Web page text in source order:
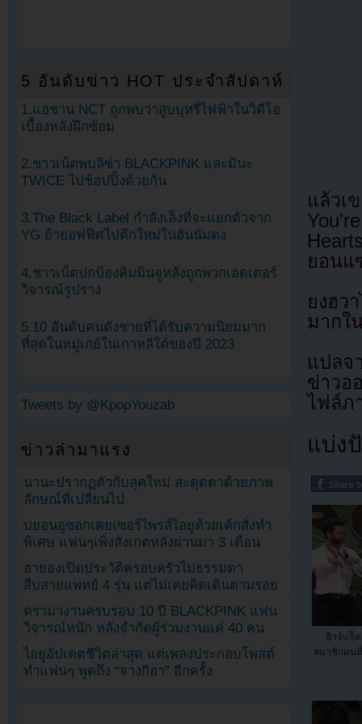
แล้วเ
ยอนแ
ยงฮว
มากใ
แปลจ
ข่าวอ
ไฟล์ภ
แบ่ง
ฮิวจ์แจ็
สมาชิกคนที่
5 อันดับข่าว HOT ประจำสัปดาห์
1.แฮชาน NCT ถูกพบว่าสูบบุหรี่ไฟฟ้าในวิดีโอ
เบื้องหลังฝึกซ้อม
2.ชาวเน็ตพบลิซ่า BLACKPINK และมินะ
TWICE ไปช้อปปิ้งด้วยกัน
3.The Black Label กำลังเล็งที่จะแยกตัวจาก
YG ย้ายอฟฟิศไปตึกใหม่ในฮันนัมดง
4.ชาวเน็ตปกป้องคิมมินจูหลังถูกพวกเฮดเตอร์
วิจารณ์รูปร่าง
5.10 อันดับคนดังชายที่ได้รับความนิยมมาก
ที่สุดในหมู่เกย์ในเกาหลีใต้ของปี 2023
Tweets by @KpopYouzab
ข่าวล่ามาแรง
นานะปรากฏตัวกับลุคใหม่ สะดุดตาด้วยภาพ
ลักษณ์ที่เปลี่ยนไป
บยอนอูซอกเคยเซอร์ไพรส์ไอยูด้วยเค้กสั่งทำ
พิเศษ แฟนๆเพิ่งสังเกตหลังผ่านมา 3 เดือน
ฮายองเปิดประวัติครอบครัวไม่ธรรมดา
สืบสายแพทย์ 4 รุ่น แต่ไม่เคยคิดเดินตามรอย
ดราม่างานครบรอบ 10 ปี BLACKPINK แฟน
วิจารณ์หนัก หลังจำกัดผู้ร่วมงานแค่ 40 คน
ไอยูอัปเดตชีวิตล่าสุด แต่เพลงประกอบโพสต์
ทำแฟนๆ พูดถึง “จางกีฮา” อีกครั้ง